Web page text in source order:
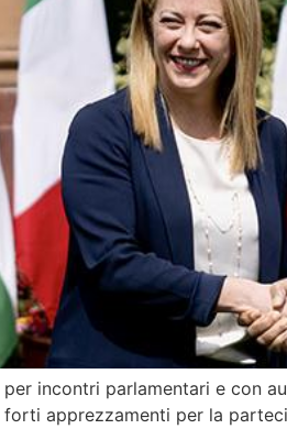
incontri parlamentari e con
apprezzamenti per la